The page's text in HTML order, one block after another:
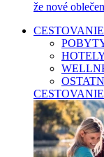
že nové
CESTOVANIE
CESTOVANIE